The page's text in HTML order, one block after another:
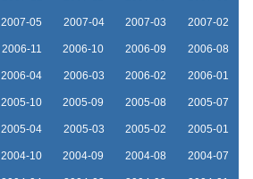
2007-05 2007-04 2007-03 2007-02
2006-11 2006-10 2006-09 2006-08
2006-04 2006-03 2006-02 2006-01
2005-10 2005-09 2005-08 2005-07
2005-04 2005-03 2005-02 2005-01
2004-10 2004-09 2004-08 2004-07